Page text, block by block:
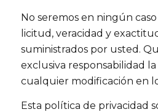
No seremos en ningún
licitud, veracidad y
suministrados por usted.
exclusiva responsabilidad
cualquier modificación en
Esta política de privacidad